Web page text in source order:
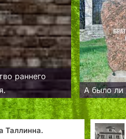
раннего
А было ли
Длинная история дома